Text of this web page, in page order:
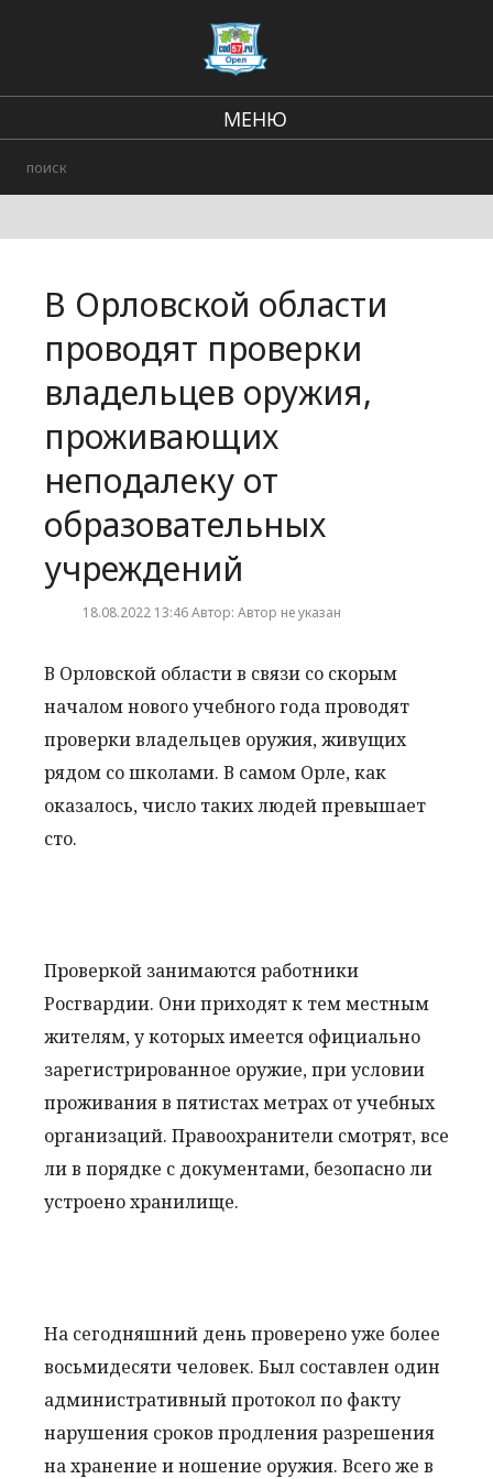
МЕНЮ
Происшествия
В Орловской области
проводят проверки
владельцев оружия,
проживающих
неподалеку от
образовательных
учреждений
18.08.2022 13:46 Автор: Автор не указан
В Орловской области в связи со скорым
началом нового учебного года проводят
проверки владельцев оружия, живущих
рядом со школами. В самом Орле, как
оказалось, число таких людей превышает
сто.
Проверкой занимаются работники
Росгвардии. Они приходят к тем местным
жителям, у которых имеется официально
зарегистрированное оружие, при условии
проживания в пятистах метрах от учебных
организаций. Правоохранители смотрят, все
ли в порядке с документами, безопасно ли
устроено хранилище.
На сегодняшний день проверено уже более
восьмидесяти человек. Был составлен один
административный протокол по факту
нарушения сроков продления разрешения
на хранение и ношение оружия. Всего же в